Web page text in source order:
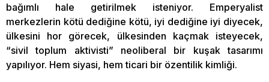
bağımlı hale getirilmek isteniyor. Emperyalist
merkezlerin kötü dediğine kötü, iyi dediğine iyi diyecek,
ülkesini hor görecek, ülkesinden kaçmak isteyecek,
“sivil toplum aktivisti” neoliberal bir kuşak tasarımı
yapılıyor. Hem siyasi, hem ticari bir özentilik kimliği.